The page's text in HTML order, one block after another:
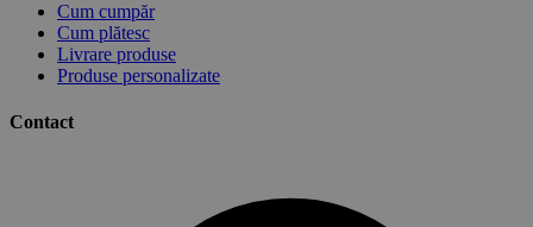
Cum cumpăr
Cum plătesc
Livrare produse
Produse personalizate
Contact